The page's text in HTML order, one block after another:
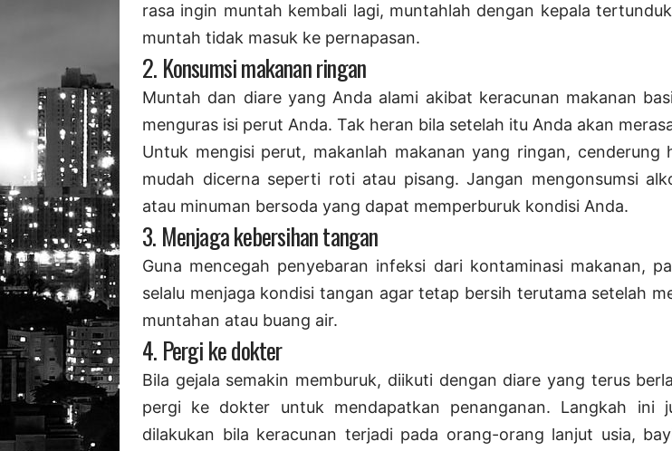
rasa ingin muntah kembali lagi, muntahlah dengan kepala tertunduk
muntah tidak masuk ke pernapasan.
2. Konsumsi makanan ringan
Muntah dan diare yang Anda alami akibat keracunan makanan
menguras isi perut Anda. Tak heran bila setelah itu Anda akan
Untuk mengisi perut, makanlah makanan yang ringan, cenderung
mudah dicerna seperti roti atau pisang. Jangan mengonsumsi
atau minuman bersoda yang dapat memperburuk kondisi Anda.
3. Menjaga kebersihan tangan
Guna mencegah penyebaran infeksi dari kontaminasi makanan,
selalu menjaga kondisi tangan agar tetap bersih terutama setelah
muntahan atau buang air.
4. Pergi ke dokter
Bila gejala semakin memburuk, diikuti dengan diare yang terus
pergi ke dokter untuk mendapatkan penanganan. Langkah ini
dilakukan bila keracunan terjadi pada orang-orang lanjut usia,